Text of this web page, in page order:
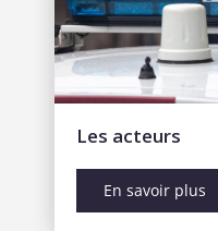
Les acteurs
En savoir plus